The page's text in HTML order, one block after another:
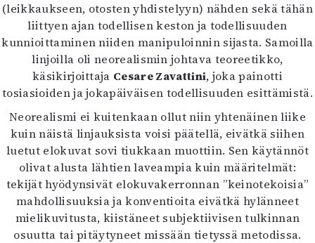
(leikkaukseen, otosten yhdistelyyn) nähden sekä tähän
liittyen ajan todellisen keston ja todellisuuden
kunnioittaminen niiden manipuloinnin sijasta. Samoilla
linjoilla oli neorealismin johtava teoreetikko,
käsikirjoittaja Cesare Zavattini, joka painotti
tosiasioiden ja jokapäiväisen todellisuuden esittämistä.
Neorealismi ei kuitenkaan ollut niin yhtenäinen liike
kuin näistä linjauksista voisi päätellä, eivätkä siihen
luetut elokuvat sovi tiukkaan muottiin. Sen käytännöt
olivat alusta lähtien laveampia kuin määritelmät:
tekijät hyödynsivät elokuvakerronnan ”keinotekoisia”
mahdollisuuksia ja konventioita eivätkä hylänneet
mielikuvitusta, kiistäneet subjektiivisen tulkinnan
osuutta tai pitäytyneet missään tietyssä metodissa.